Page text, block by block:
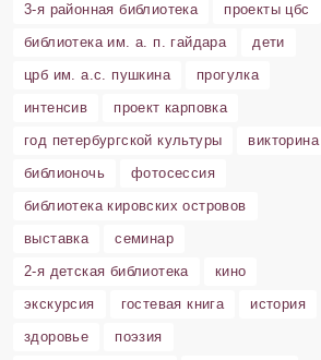
3-я районная библиотека
проекты цбс
библиотека им. а. п. гайдара
дети
црб им. а.с. пушкина
прогулка
интенсив
проект карповка
год петербургской культуры
викторина
библионочь
фотосессия
библиотека кировских островов
выставка
семинар
2-я детская библиотека
кино
экскурсия
гостевая книга
история
здоровье
поэзия